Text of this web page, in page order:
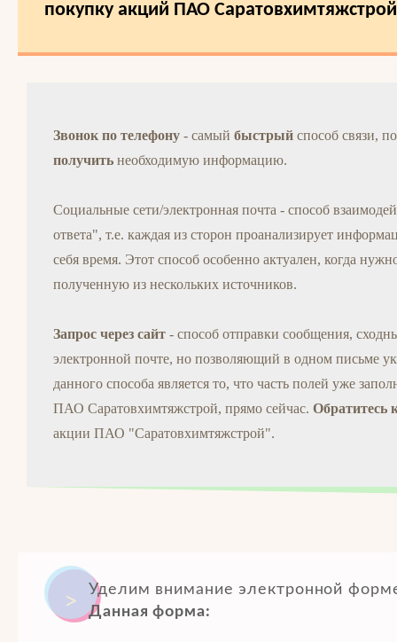
покупку акций ПАО
Звонок по телефону - самый быстрый способ связи,
получить необходимую информацию.
Социальные сети/электронная почта - способ
ответа", т.е. каждая из сторон проанализирует
себя время. Этот способ особенно актуален, когда
полученную из нескольких источников.
Запрос через сайт - способ отправки сообщения,
электронной почте, но позволяющий в одном письме
данного способа является то, что часть полей уже
ПАО Саратовхимтяжстрой, прямо сейчас. Обратитесь
акции ПАО "Саратовхимтяжстрой".
Уделим внимание электронной
Данная форма: